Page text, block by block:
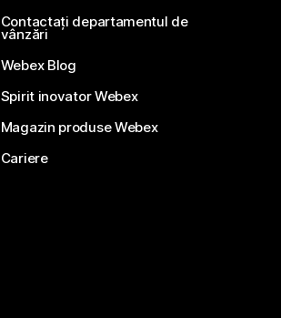
Contactați departamentul de
vânzări
Webex Blog
Spirit inovator Webex
Magazin produse Webex
Cariere